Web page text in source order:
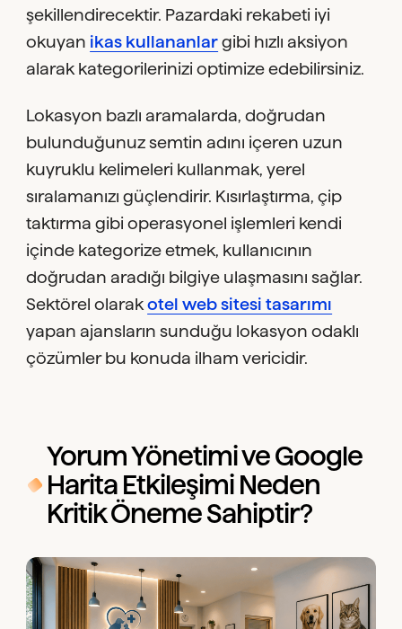
şekillendirecektir. Pazardaki rekabeti iyi
okuyan ikas kullananlar gibi hızlı aksiyon
alarak kategorilerinizi optimize edebilirsiniz.
Lokasyon bazlı aramalarda, doğrudan
bulunduğunuz semtin adını içeren uzun
kuyruklu kelimeleri kullanmak, yerel
sıralamanızı güçlendirir. Kısırlaştırma, çip
taktırma gibi operasyonel işlemleri kendi
içinde kategorize etmek, kullanıcının
doğrudan aradığı bilgiye ulaşmasını sağlar.
Sektörel olarakotel web sitesi tasarımı
yapan ajansların sunduğu lokasyon odaklı
çözümler bu konuda ilham vericidir.
Yorum Yönetimi ve Google
Harita Etkileşimi Neden
Kritik Öneme Sahiptir?